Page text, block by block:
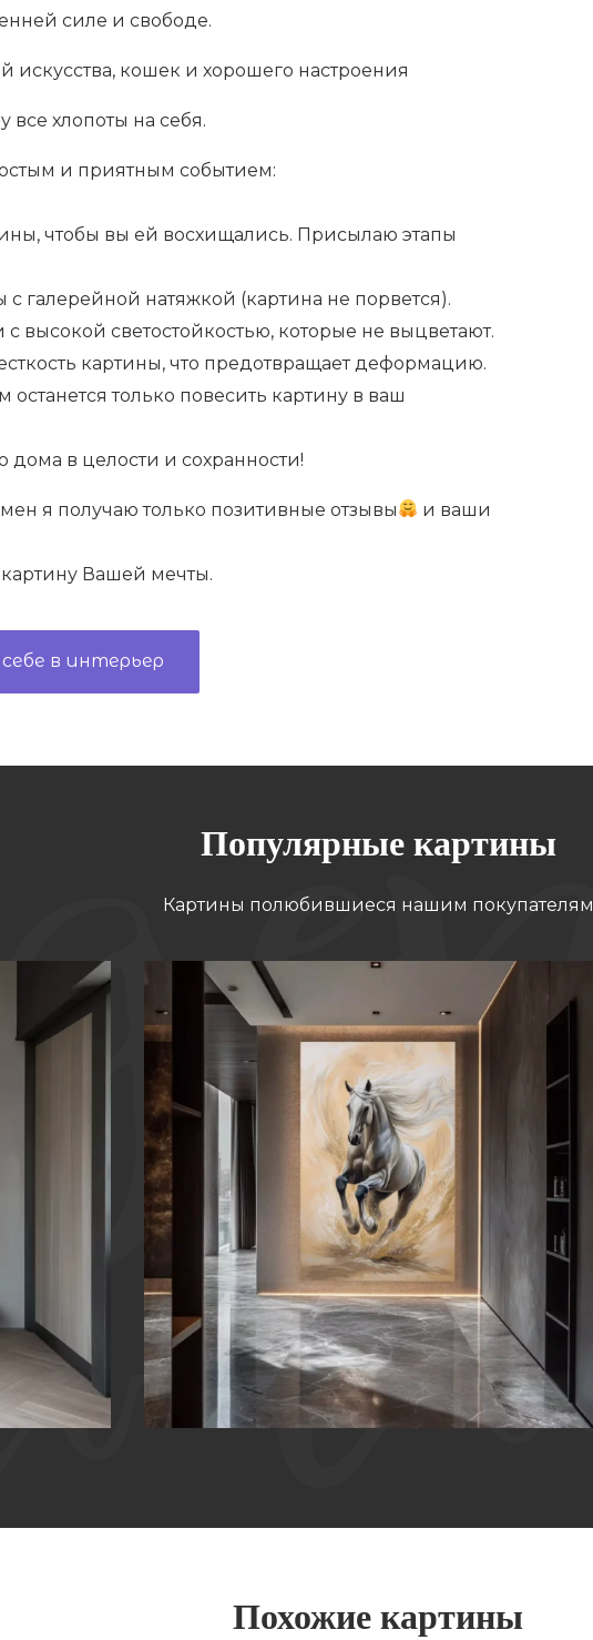
силе и свободе.
кошек и хорошего настроения
все хлопоты на себя.
и приятным событием:
чтобы вы ей восхищались. Присылаю этапы
галерейной натяжкой (картина не порвется).
высокой светостойкостью, которые не выцветают.
картины, что предотвращает деформацию.
только повесить картину в ваш
в целости и сохранности!
я получаю только позитивные отзывы
и ваши
Вашей мечты.
в интерьер
Популярные картины
Картины полюбившиеся нашим покупателям
Похожие картины